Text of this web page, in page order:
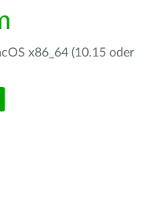
x86_64 (10.15 oder